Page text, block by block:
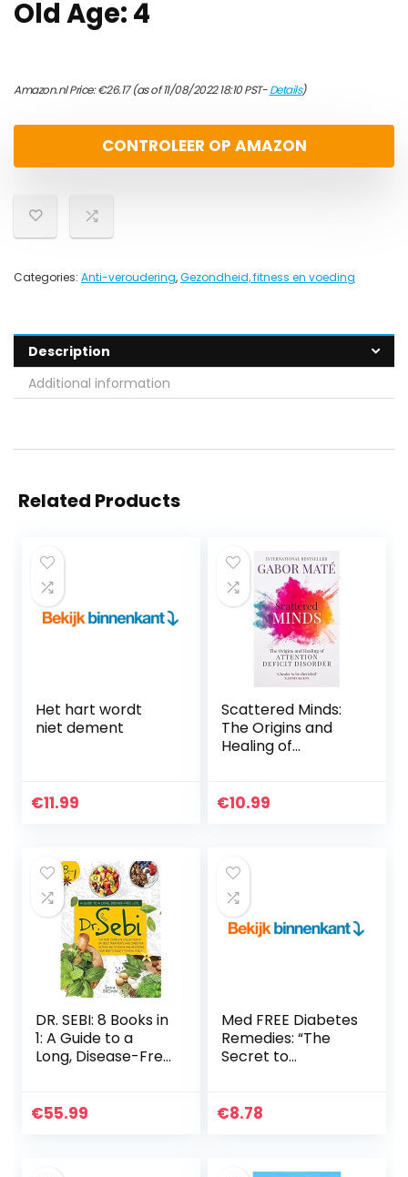
Old Age: 4
Amazon.nl Price:€26.17(as of 11/08/2022 18:10 PST-Details)
CONTROLEER OP AMAZON
Categories: Anti-veroudering,Gezondheid, fitness en voeding
Description
Additional information
Related Products
Het hart wordt
niet dement
€11.99
Scattered Minds:
The Origins and
Healing of
€10.99
DR. SEBI: 8 Books in
1: A Guide to a
Long, Disease-Free
Collection of Dr
€55.99
Med FREE Diabetes
Remedies: “The
Secret to
Symptoms, Is
€8.78